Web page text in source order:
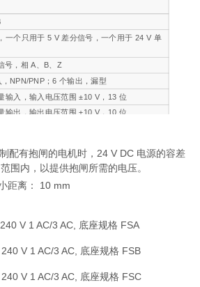
一个只用于 5 V 差分信号，一个用于 24 V 单
号，相 A、B、Z
，NPN/PNP；6 个输出，漏型
输入，输入电压范围 ±10 V，13 位
输出，输出电压范围 ±10 V，10 位
配有抱闸的电机时，24 V DC 电源的容差
围内，以提供抱闸所需的电压。
距离： 10 mm
V 1 AC/3 AC, 底座规格 FSA
V 1 AC/3 AC, 底座规格 FSB
V 1 AC/3 AC, 底座规格 FSC